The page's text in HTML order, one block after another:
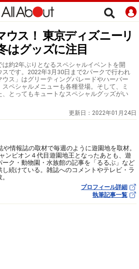
ウス！ 東京ディズニーリ
はグッズに注目
約2年ぶりとなるスペシャルイベントを開
です。2022年3月30日まで2パークで行われ
ス」はグリーティングパレードやハーバー
ペシャルメニューも各種登場。そして、ミ
とってもキュートなスペシャルグッズがい
更新日： 2022年01月24日
や情報誌の取材で毎週のように遊園地を取材。
ンピオン４代目遊園地王となったあとも、遊
ーク・動物園・水族館の記事を「るるぶ」など
し続けている。雑誌へのコメントやテレビ・ラ
プロフィール詳細
執筆記事一覧